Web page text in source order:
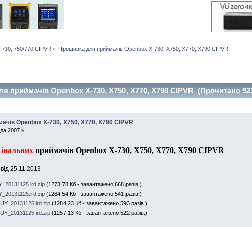
730, 750/770 CIPVR » Прошивка для приймачів Openbox X-730, X750, X770, X790 CIPVR
приймачів Openbox X-730, X750, X770, X790 CIPVR (Прочитано
Openbox X-730, X750, X770, X790 CIPVR
2007 »
приймачів Openbox X-730, X750, X770, X790 CIPVR
25.11.2013
(1273.78 Кб - завантажено 668 разів.)
(1264.54 Кб - завантажено 541 разів.)
(1284.23 Кб - завантажено 593 разів.)
(1257.13 Кб - завантажено 522 разів.)